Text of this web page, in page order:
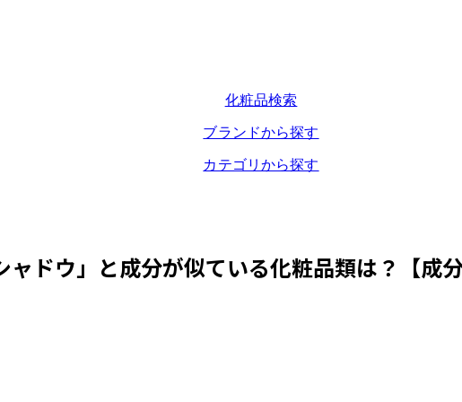
化粧品検索
ブランドから探す
カテゴリから探す
ドウ 」と成分が似ている化粧品類は？【成分